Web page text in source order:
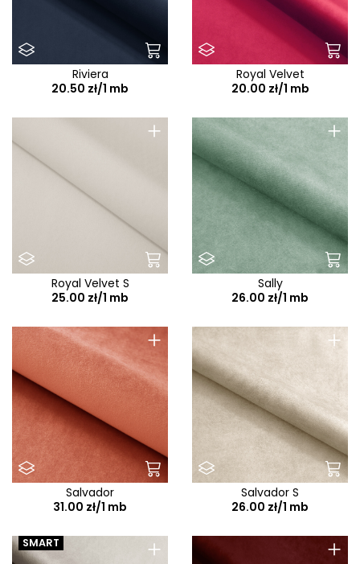
Riviera
20.50 zł/1 mb
Royal Velvet
20.00 zł/1 mb
+
Royal Velvet S
25.00 zł/1 mb
+
Sally
26.00 zł/1 mb
+
Salvador
31.00 zł/1 mb
+
Salvador S
26.00 zł/1 mb
+
SMART +